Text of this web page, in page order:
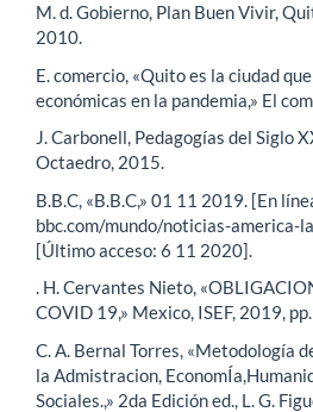
M. d. Gobierno, Plan Buen Vivir,
2010.
E. comercio, «Quito es la ciudad
económicas en la pandemia,» El
J. Carbonell, Pedagogías del Siglo
Octaedro, 2015.
B.B.C, «B.B.C,» 01 11 2019. [En
bbc.com/mundo/noticias-america-
[Último acceso: 6 11 2020].
. H. Cervantes Nieto,
COVID 19,» Mexico, ISEF, 2019,
C. A. Bernal Torres, «Metodología
la Admistracion,
Sociales.,» 2da Edición ed., L. G.